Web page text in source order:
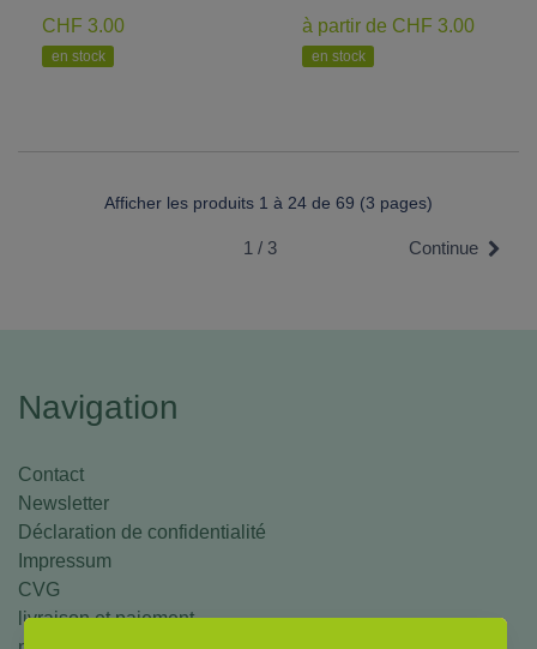
CHF 3.00
en stock
à partir de CHF 3.00
en stock
Afficher les produits 1 à 24 de 69 (3 pages)
1 / 3 Continue
Navigation
Contact
Newsletter
Déclaration de confidentialité
Impressum
CVG
livraison et paiement